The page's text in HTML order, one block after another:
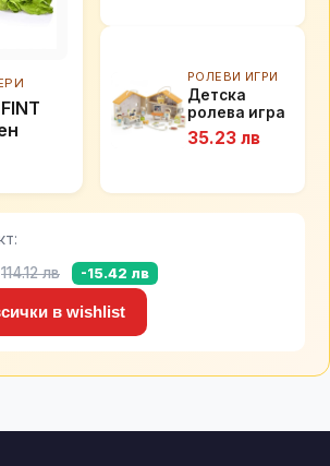
РОЛЕВИ ИГРИ
Детска
ролева игра
–
Ветеринарна
35.23 лв
114.12 лв -15.42 лв
в wishlist